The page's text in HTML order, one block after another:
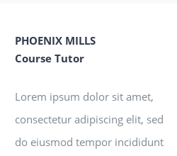
PHOENIX MILLS
Course Tutor
Lorem ipsum dolor sit amet,
consectetur adipiscing elit, sed
do eiusmod tempor incididunt